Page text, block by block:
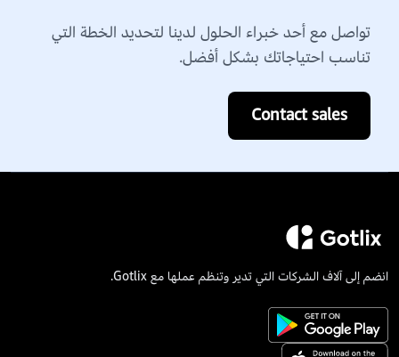
تواصل مع أحد خبراء الحلول لدينا لتحديد الخطة التي
تناسب احتياجاتك بشكل أفضل.
Contact sales
انضم إلى آلاف الشركات التي تدير وتنظم عملها مع Gotlix.